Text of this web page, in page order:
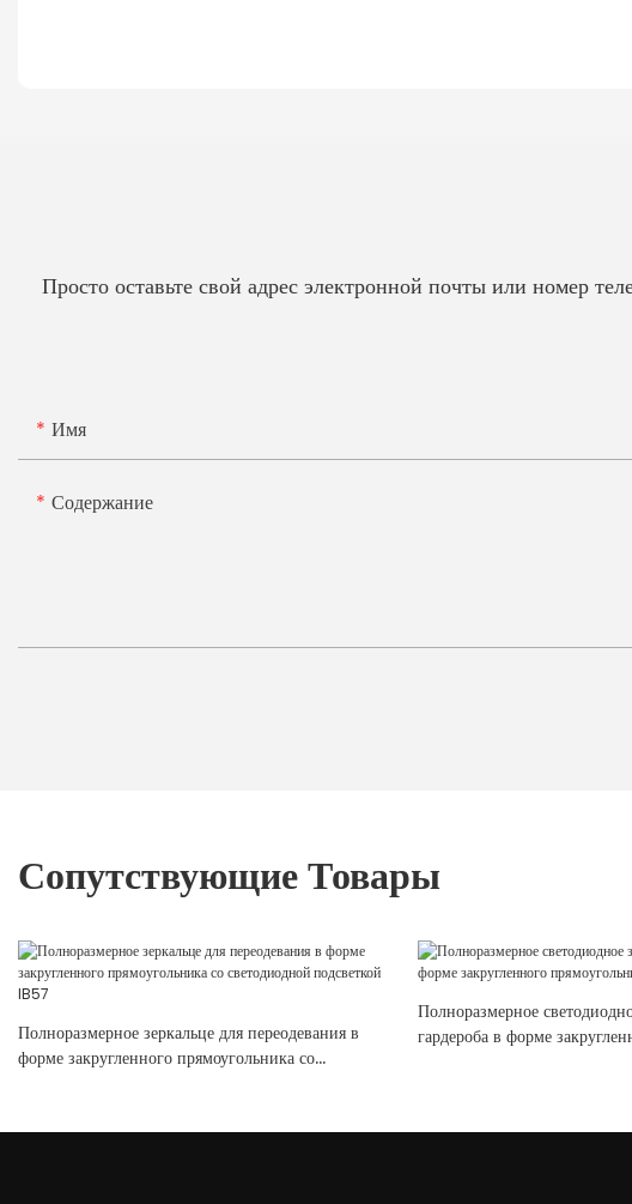
Просто оставьте свой адрес электронной почты или номер
Имя
Содержание
Сопутствующие Товары
Полноразмерное зеркальце для переодевания в
форме закругленного прямоугольника со
Полноразмерное
гардероба в форме